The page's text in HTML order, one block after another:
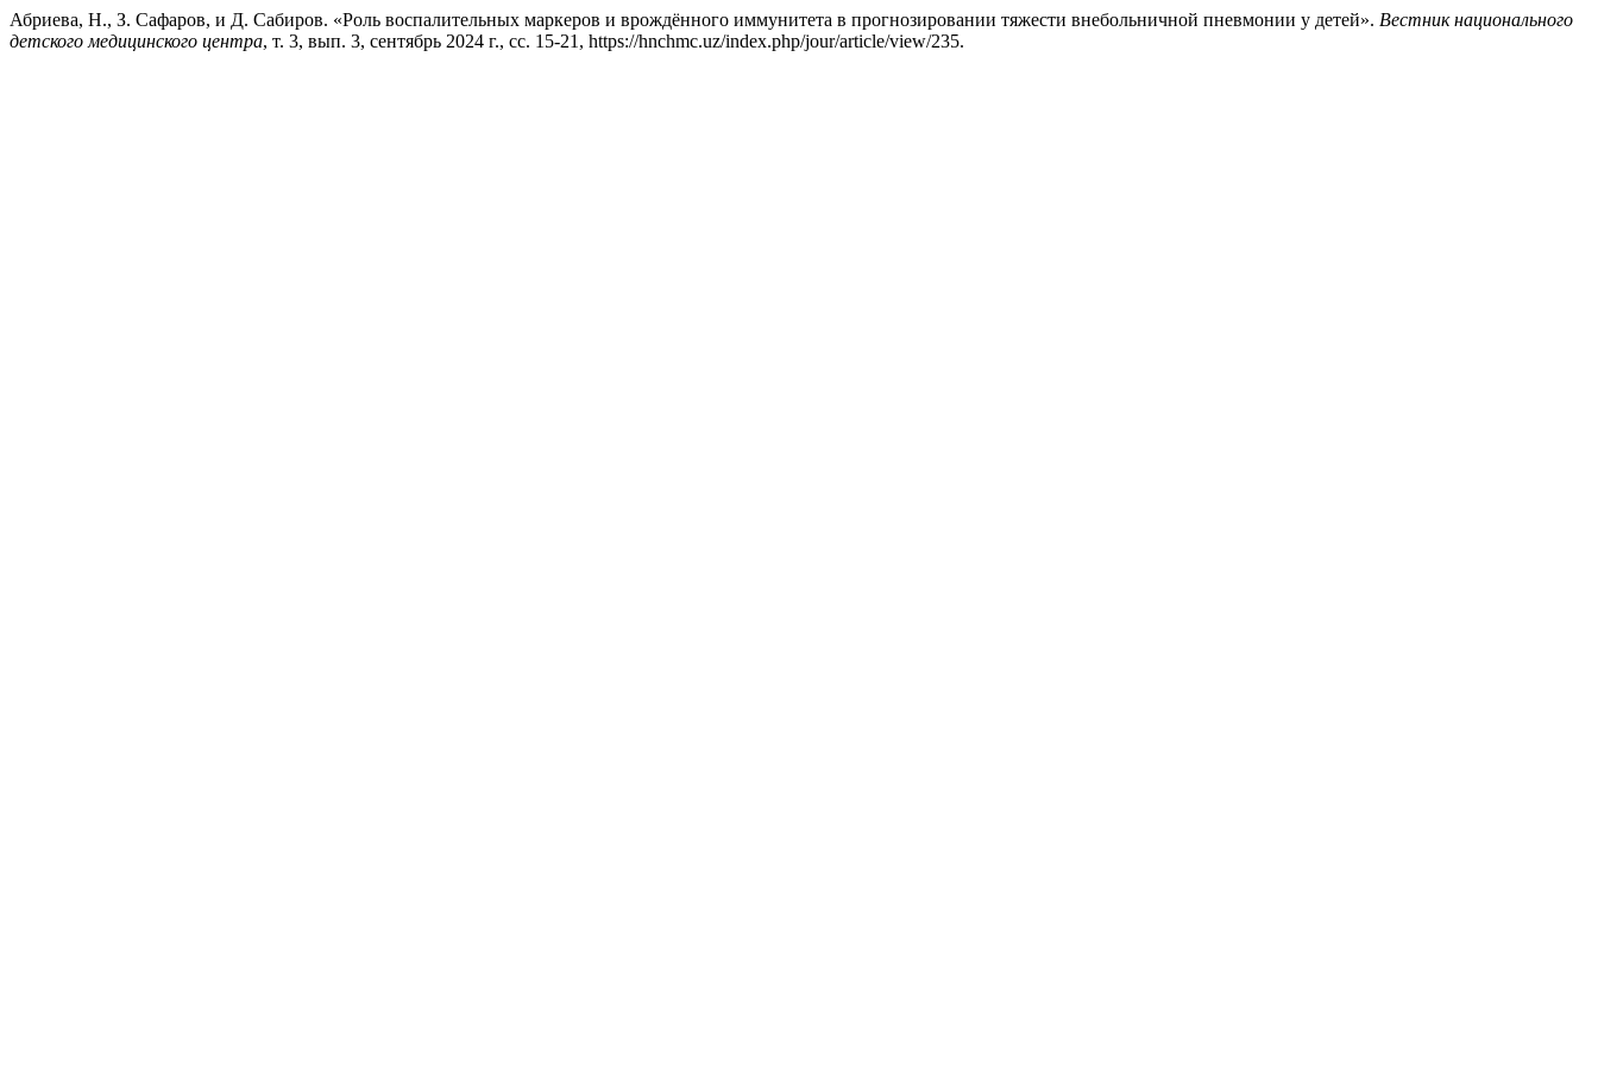
Абриева, Н., З. Сафаров, и Д. Сабиров. «Роль воспалительных маркеров и врождённого иммунитета в прогнозировании тяжести внебольничной пневмонии у детей». Вестник национального
детского медицинского центра, т. 3, вып. 3, сентябрь 2024 г., сс. 15-21, https://hnchmc.uz/index.php/jour/article/view/235.